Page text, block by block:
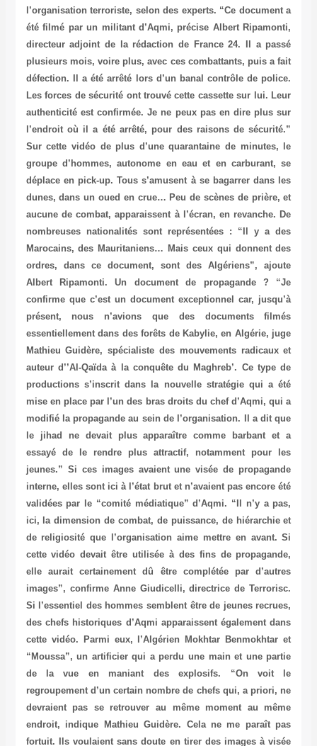
l’organisation terroriste, selon des experts. “Ce document a
été filmé par un militant d’Aqmi, précise Albert Ripamonti,
directeur adjoint de la rédaction de France 24. Il a passé
plusieurs mois, voire plus, avec ces combattants, puis a fait
défection. Il a été arrêté lors d’un banal contrôle de police.
Les forces de sécurité ont trouvé cette cassette sur lui. Leur
authenticité est confirmée. Je ne peux pas en dire plus sur
l’endroit où il a été arrêté, pour des raisons de sécurité.”
Sur cette vidéo de plus d’une quarantaine de minutes, le
groupe d’hommes, autonome en eau et en carburant, se
déplace en pick-up. Tous s’amusent à se bagarrer dans les
dunes, dans un oued en crue… Peu de scènes de prière, et
aucune de combat, apparaissent à l’écran, en revanche. De
nombreuses nationalités sont représentées : “Il y a des
Marocains, des Mauritaniens… Mais ceux qui donnent des
ordres, dans ce document, sont des Algériens”, ajoute
Albert Ripamonti.Un document de propagande ? “Je
confirme que c’est un document exceptionnel car, jusqu’à
présent, nous n’avions que des documents filmés
essentiellement dans des forêts de Kabylie, en Algérie, juge
Mathieu Guidère, spécialiste des mouvements radicaux et
auteur d’’Al-Qaïda à la conquête du Maghreb’. Ce type de
productions s’inscrit dans la nouvelle stratégie qui a été
mise en place par l’un des bras droits du chef d’Aqmi, qui a
modifié la propagande au sein de l’organisation. Il a dit que
le jihad ne devait plus apparaître comme barbant et a
essayé de le rendre plus attractif, notamment pour les
jeunes.” Si ces images avaient une visée de propagande
interne, elles sont ici à l’état brut et n’avaient pas encore été
validées par le “comité médiatique” d’Aqmi. “Il n’y a pas,
ici, la dimension de combat, de puissance, de hiérarchie et
de religiosité que l’organisation aime mettre en avant. Si
cette vidéo devait être utilisée à des fins de propagande,
elle aurait certainement dû être complétée par d’autres
images”, confirme Anne Giudicelli, directrice de Terrorisc.
Si l’essentiel des hommes semblent être de jeunes recrues,
des chefs historiques d’Aqmi apparaissent également dans
cette vidéo. Parmi eux, l’Algérien Mokhtar Benmokhtar et
“Moussa”, un artificier qui a perdu une main et une partie
de la vue en maniant des explosifs. “On voit le
regroupement d’un certain nombre de chefs qui, a priori, ne
devraient pas se retrouver au même moment au même
endroit, indique Mathieu Guidère. Cela ne me paraît pas
fortuit. Ils voulaient sans doute en tirer des images à visée